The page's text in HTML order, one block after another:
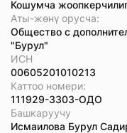
Кошумча
Аты-жөнү орусча:
Общество с
"Бурул"
ИСН
00605201010213
Каттоо номери:
111929-3303-ОДО
Башкаруучу
Исмаилова Бурул